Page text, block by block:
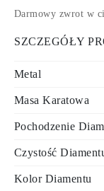
Darmowy zwrot w
SZCZEGÓŁY
Metal
Masa Karatowa
Pochodzenie
Czystość
Kolor Diamentu